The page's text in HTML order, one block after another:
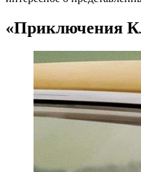
«Приключения